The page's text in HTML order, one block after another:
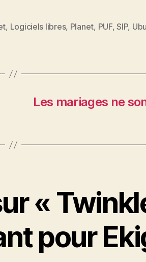
, Logiciels libres, Planet, PUF,SIP,
Les mariages ne
«
pour